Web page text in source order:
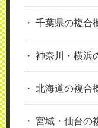
千葉県の複合
神奈川・横浜
北海道の複合
宮城・仙台の